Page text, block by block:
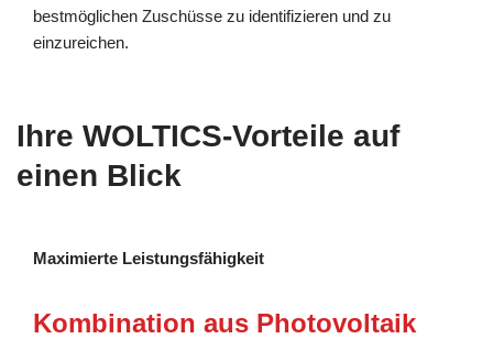
bestmöglichen Zuschüsse zu identifizieren und zu
einzureichen.
Ihre WOLTICS-Vorteile auf
einen Blick
Maximierte Leistungsfähigkeit
Kombination aus Photovoltaik